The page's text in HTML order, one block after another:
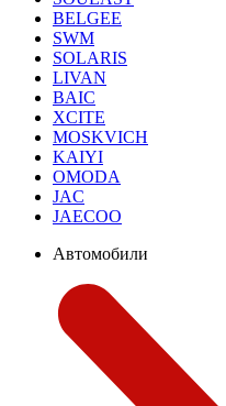
BELGEE
SWM
SOLARIS
LIVAN
BAIC
XCITE
MOSKVICH
KAIYI
OMODA
JAC
JAECOO
Автомобили